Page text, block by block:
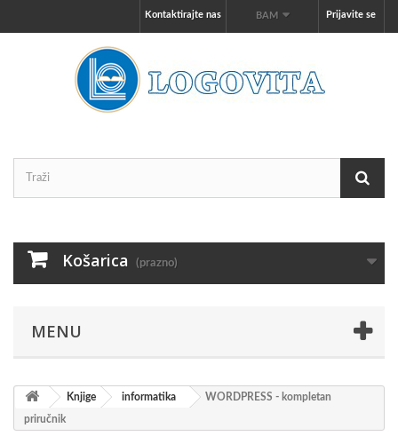
Prijavite se
BAM
Kontaktirajte nas
Košarica (prazno)
MENU
Knjige informatika WORDPRESS - kompletan
priručnik